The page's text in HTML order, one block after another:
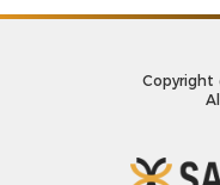
Copyright